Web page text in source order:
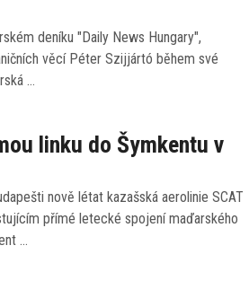
deníku "Daily News Hungary",
věcí Péter Szijjártó během své
…
linku do Šymkentu v
nově létat kazašská aerolinie SCAT
přímé letecké spojení maďarského
…